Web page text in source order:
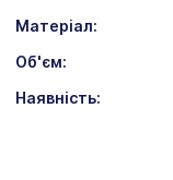
Матеріал:
Об'єм:
Наявність: